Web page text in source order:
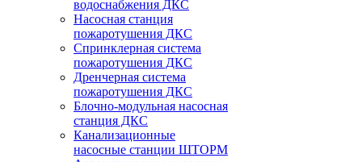
водоснабжения ДКС
Насосная станция
пожаротушения ДКС
Спринклерная система
пожаротушения ДКС
Дренчерная система
пожаротушения ДКС
Блочно-модульная насосная
станция ДКС
Канализационные
насосные станции ШТОРМ